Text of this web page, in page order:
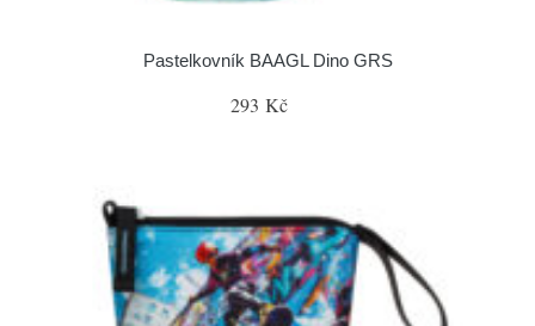
Pastelkovník BAAGL Dino GRS
293 Kč